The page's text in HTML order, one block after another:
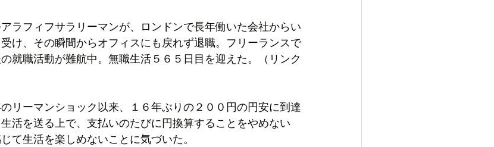
ラフィフサラリーマンが、ロンドンで長年働いた会社からい
け、その瞬間からオフィスにも戻れず退職。フリーランスで
就職活動が難航中。無職生活５６５日目を迎えた。（リンク
リーマンショック以来、１６年ぶりの２００円の円安に到達
活を送る上で、支払いのたびに円換算することをやめない
て生活を楽しめないことに気づいた。